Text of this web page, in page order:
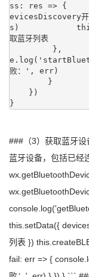
ss: res => {
evicesDiscovery开
s)
取蓝牙列表
},
败：', err)
}
})
}
###（3）获取蓝牙
蓝牙设备，包括已经
this.setData({
列表 })
fail: err => {